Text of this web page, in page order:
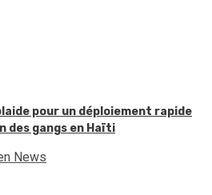
pour un déploiement rapide
des gangs en Haïti
News